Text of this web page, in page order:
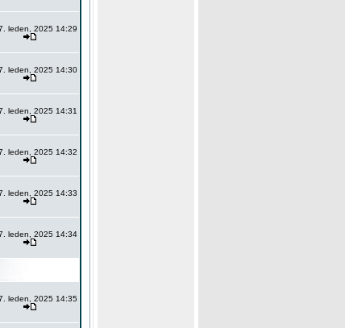
leden, 2025 14:29
leden, 2025 14:30
leden, 2025 14:31
leden, 2025 14:32
leden, 2025 14:33
leden, 2025 14:34
leden, 2025 14:35